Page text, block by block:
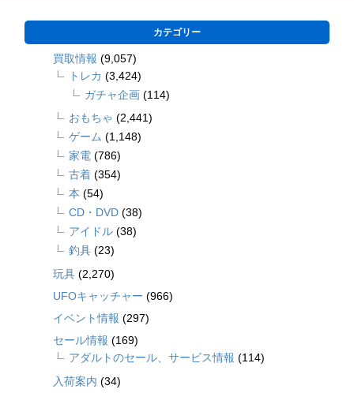
カテゴリー
買取情報 (9,057)
トレカ (3,424)
ガチャ企画 (114)
おもちゃ (2,441)
ゲーム (1,148)
家電 (786)
古着 (354)
本 (54)
CD・DVD (38)
アイドル (38)
釣具 (23)
玩具 (2,270)
UFOキャッチャー (966)
イベント情報 (297)
セール情報 (169)
アダルトのセール、サービス情報 (114)
入荷案内 (34)